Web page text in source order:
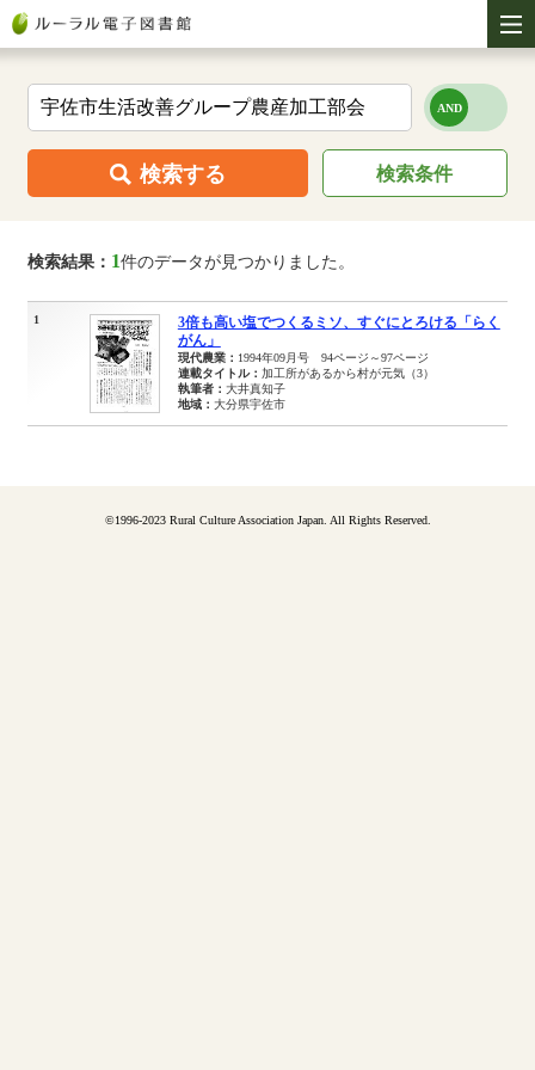
検索する 検索条件
検索結果： 1件のデータが見つかりました。
1
3倍も高い塩でつくるミソ、すぐにとろける「らく
がん」
現代農業： 1994年09月号 94ページ～97ページ
連載タイトル： 加工所があるから村が元気（3）
執筆者： 大井真知子
地域： 大分県宇佐市
©1996-2023 Rural Culture Association Japan. All Rights Reserved.